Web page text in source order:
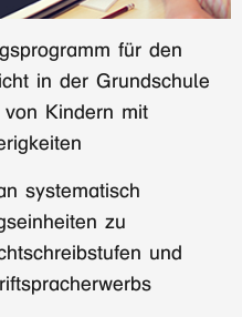
für den
in der Grundschule
Kindern mit
systematisch
zu
und